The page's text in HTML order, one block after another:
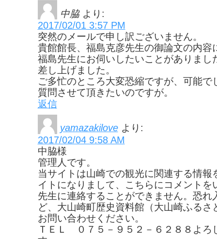
中脇 より:
2017/02/01 3:57 PM
突然のメールで申し訳ございません。
貴館館長、福島克彦先生の御論文の内容
福島先生にお伺いしたいことがありまし
差し上げました。
ご多忙のところ大変恐縮ですが、可能で
質問させて頂きたいのですが。
返信
yamazakilove より:
2017/02/04 9:58 AM
中脇様
管理人です。
当サイトは山崎での観光に関連する情報
イトになりまして、こちらにコメントを
先生に連絡することができません。恐れ
ど、大山崎町歴史資料館（大山崎ふるさ
お問い合わせください。
ＴＥＬ ０７５－９５２－６２８８よろ